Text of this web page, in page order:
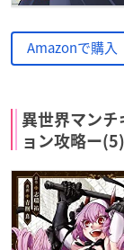
Amazonで購入
異世界マンチ
ョン攻略ー(5)